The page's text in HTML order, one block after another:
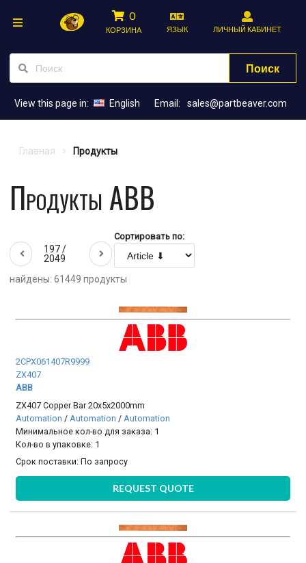
0
КОРЗИНА ЯЗЫК ЛИЧНЫЙ КАБИНЕТ
Поиск
View this page in: English Email: sales@partbeaver.com
Главная Продукты
Продукты ABB
197 /
2049
Сортировать по:
найдены: 61449 продукты
2CPX061407R9999
ZX407
ABB
ZX407 Copper Bar 20x5x2000mm
Automation / Automation / Automation
Минимальное кол-во для заказа: 1
Кол-во в упаковке: 1
Срок поставки:По запросу
REQUEST QUOTE